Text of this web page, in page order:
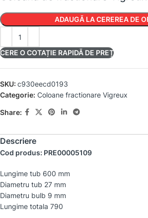
ADAUGĂ LA CEREREA DE
CERE O COTAȚIE RAPIDĂ DE PREȚ
SKU: c930eecd0193
Categorie: Coloane fractionare Vigreux
Share:
Descriere
Cod produs: PRE00005109
Lungime tub 600 mm
Diametru tub 27 mm
Diametru bulb 9 mm
Lungime totala 790